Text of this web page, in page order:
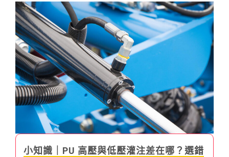
小知識｜PU 高壓與低壓灌注差在哪？選錯